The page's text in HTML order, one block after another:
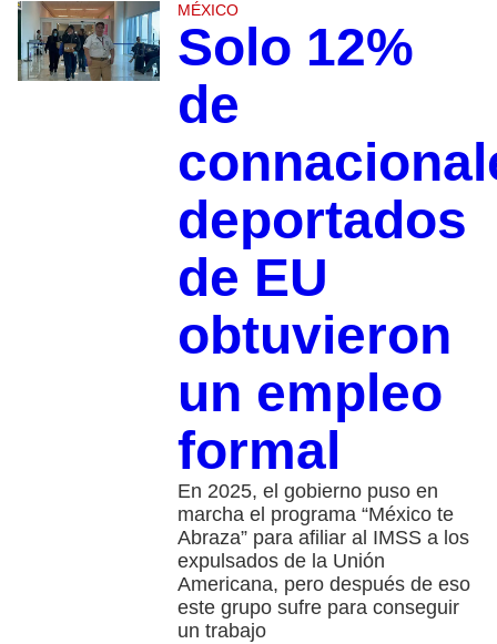
MÉXICO
Solo 12%
de
deportados
de EU
obtuvieron
un empleo
formal
En 2025, el gobierno puso en
marcha el programa “México te
Abraza” para afiliar al IMSS a los
expulsados de la Unión
Americana, pero después de eso
este grupo sufre para conseguir
un trabajo